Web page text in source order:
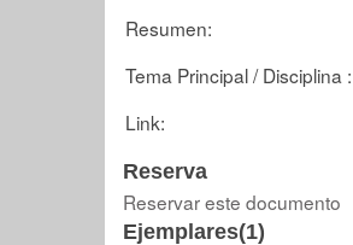
Resumen:
Tema Principal / Disciplina :
Link:
Reserva
Reservar este documento
Ejemplares(1)